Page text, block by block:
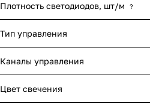
Плотность светодиодов, шт/м ?
Тип управления
Каналы управления
Цвет свечения